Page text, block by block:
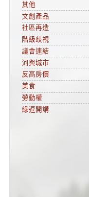
其他
文創產品
社區再造
階級歧視
議會連結
河與城市
反高房價
美食
勞動權
綠逗開講